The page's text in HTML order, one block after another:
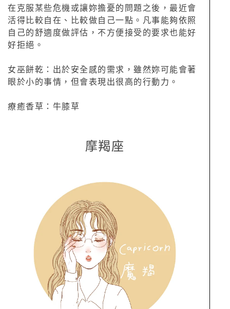
在克服某些危機或讓妳擔憂的問題之後，最近會
活得比較自在、比較做自己一點。凡事能夠依照
自己的舒適度做評估，不方便接受的要求也能好
好拒絕。
女巫餅乾：出於安全感的需求，雖然妳可能會著
眼於小的事情，但會表現出很高的行動力。
療癒香草：牛膝草
摩羯座